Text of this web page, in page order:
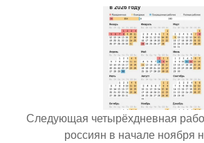
Следующая четырёхдневная
россиян в начале ноября